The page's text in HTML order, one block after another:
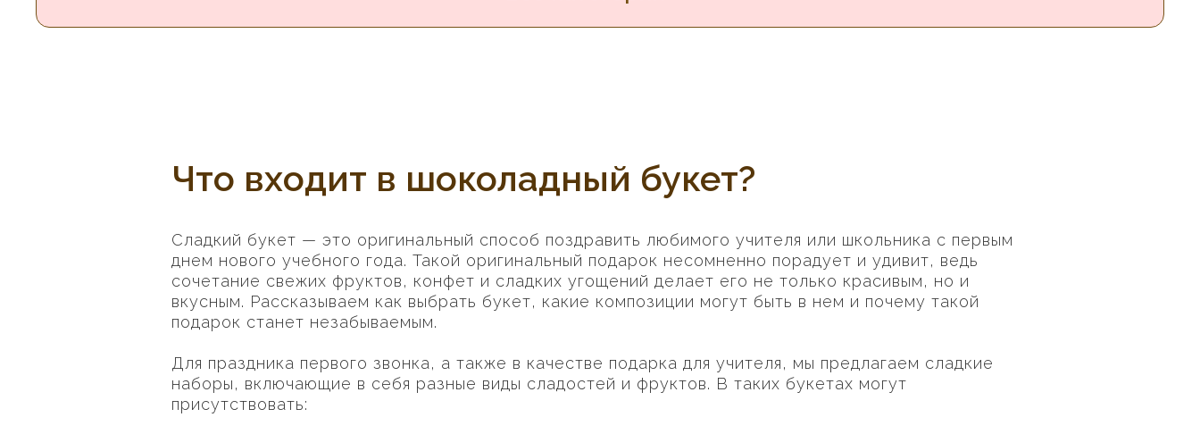
Что входит в шоколадный букет?
Сладкий букет — это оригинальный способ поздравить любимого учителя или школьника с первым
днем нового учебного года. Такой оригинальный подарок несомненно порадует и удивит, ведь
сочетание свежих фруктов, конфет и сладких угощений делает его не только красивым, но и
вкусным. Рассказываем как выбрать букет, какие композиции могут быть в нем и почему такой
подарок станет незабываемым.
Для праздника первого звонка, а также в качестве подарка для учителя, мы предлагаем сладкие
наборы, включающие в себя разные виды сладостей и фруктов. В таких букетах могут
присутствовать: